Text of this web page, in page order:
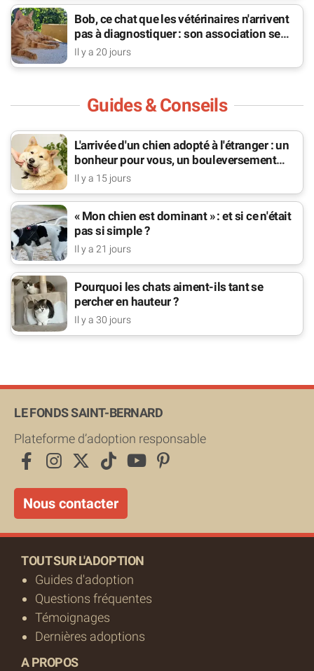
Bob, ce chat que les vétérinaires n'arrivent
pas à diagnostiquer : son association se
bat pour lui
Il y a 20 jours
Guides & Conseils
L'arrivée d'un chien adopté à l'étranger : un
bonheur pour vous, un bouleversement
pour lui
Il y a 15 jours
« Mon chien est dominant » : et si ce n'était
pas si simple ?
Il y a 21 jours
Pourquoi les chats aiment-ils tant se
percher en hauteur ?
Il y a 30 jours
LE FONDS SAINT-BERNARD
Plateforme d’adoption responsable
Nous contacter
TOUT SUR L'ADOPTION
Guides d'adoption
Questions fréquentes
Témoignages
Dernières adoptions
A PROPOS